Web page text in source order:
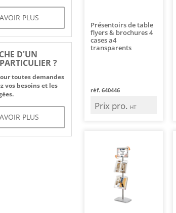
PLUS
D'UN
?
toutes demandes
vos besoins et les
PLUS
Présentoirs de table
flyers & brochures 4
cases a4
transparents
réf. 640446
Prix pro. HT